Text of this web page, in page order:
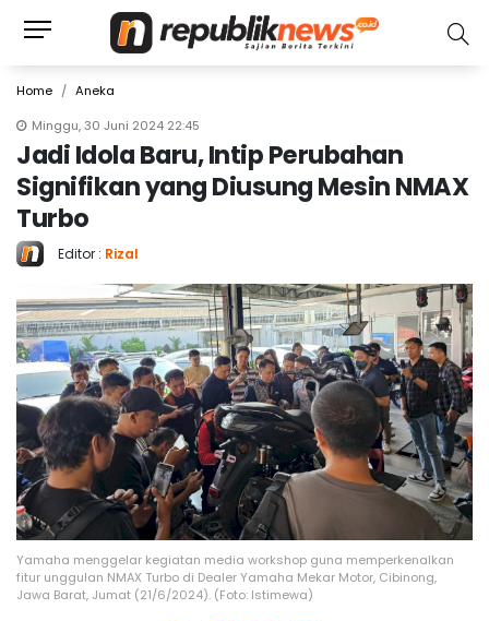
Home
Aneka
Minggu, 30 Juni 2024 22:45
Jadi Idola Baru, Intip Perubahan
Signifikan yang Diusung Mesin NMAX
Turbo
Editor : Rizal
Yamaha menggelar kegiatan media workshop guna memperkenalkan
fitur unggulan NMAX Turbo di Dealer Yamaha Mekar Motor, Cibinong,
Jawa Barat, Jumat (21/6/2024). (Foto: Istimewa)